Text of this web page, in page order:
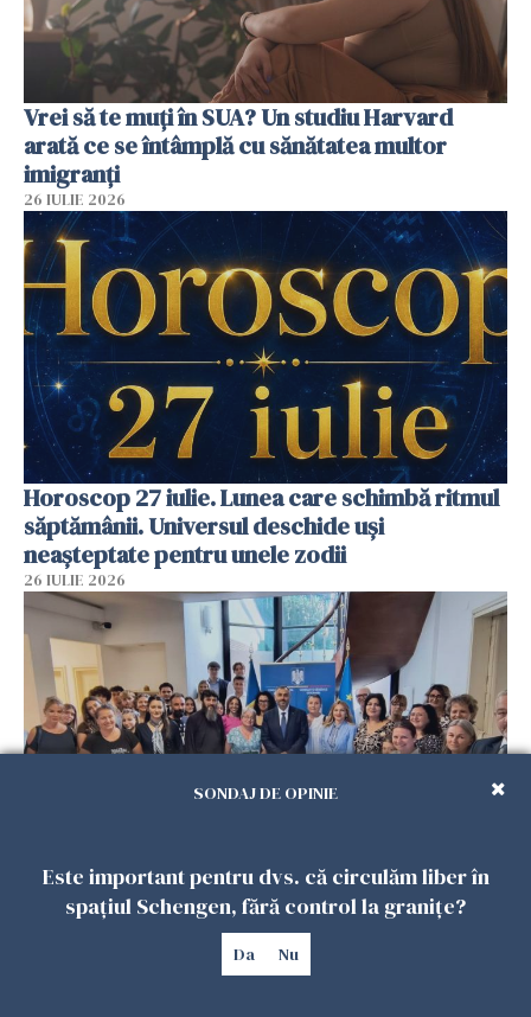
Vrei să te muți în SUA? Un studiu Harvard
arată ce se întâmplă cu sănătatea multor
imigranți
26 IULIE 2026
Horoscop 27 iulie. Lunea care schimbă ritmul
săptămânii. Universul deschide uși
neașteptate pentru unele zodii
26 IULIE 2026
Accidente, spitalizare sau alte urgențe?
Consulatul României la Roma promite
intervenții în doar 24 de ore
SONDAJ DE OPINIE
Este important pentru dvs. că circulăm liber în
spațiul Schengen, fără control la granițe?
Da Nu